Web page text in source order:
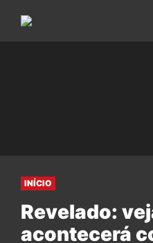
INÍCIO
Revelado:
acontecerá